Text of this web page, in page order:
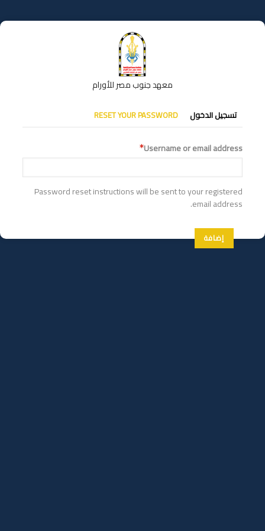
إلى
المحتوى
معهد جنوب مصر للأورام
التبويبات
الأساسية
تسجيل الدخول RESET YOUR PASSWORD
Username or email address
Password reset instructions will be sent to your registered
email address.